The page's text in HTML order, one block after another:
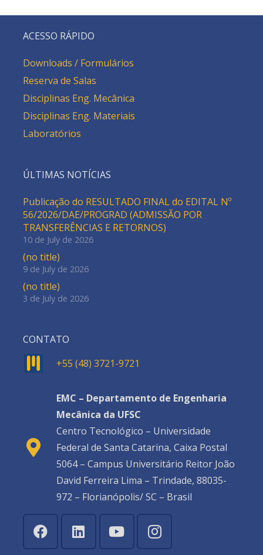
ACESSO RÁPIDO
Downloads / Formulários
Reserva de Salas
Disciplinas Eng. Mecânica
Disciplinas Eng. Materiais
Laboratórios
ÚLTIMAS NOTÍCIAS
Publicação do RESULTADO FINAL do EDITAL Nº
56/2026/DAE/PROGRAD (ADMISSÃO POR
TRANSFERÊNCIAS E RETORNOS)
10 de July de 2026
(no title)
9 de July de 2026
(no title)
3 de July de 2026
CONTATO
+55 (48) 3721-9721
EMC – Departamento de Engenharia
Mecânica da UFSC
Centro Tecnológico – Universidade
Federal de Santa Catarina, Caixa Postal
5064 – Campus Universitário Reitor João
David Ferreira Lima – Trindade, 88035-
972 – Florianópolis/ SC – Brasil